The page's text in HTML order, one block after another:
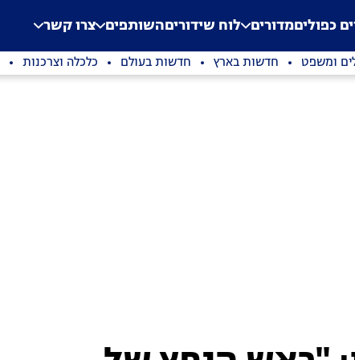
Application error: a
. כפוליםמדורים לוח שידוריםהשותפים צרו קשר
ומשפט חדשות בארץ חדשות בעולם כלכלה וצרכנות